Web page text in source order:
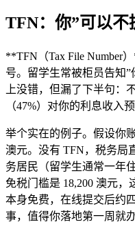
TFN：你”可以不
**TFN（Tax File Number
号。留学生常被柜员告知
上没错，但漏了下半句：
（47%）对你的利息收入预
举个实在的例子。假设你
澳元。没有 TFN，税务局
务居民（留学生通常一年
免税门槛是 18,200 澳元
本身免费，在线提交后约
事，值得你落地第一周就